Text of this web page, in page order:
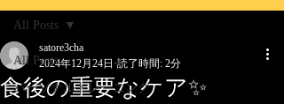
All Posts
パーソナルトレーニング
All Posts
食後の重要なケア✨
satore3cha
2024年12月24日 読了時間: 2分